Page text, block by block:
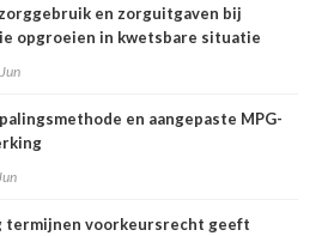
en zorguitgaven bij
opgroeien in kwetsbare situatie
en aangepaste MPG-
termijnen voorkeursrecht geeft